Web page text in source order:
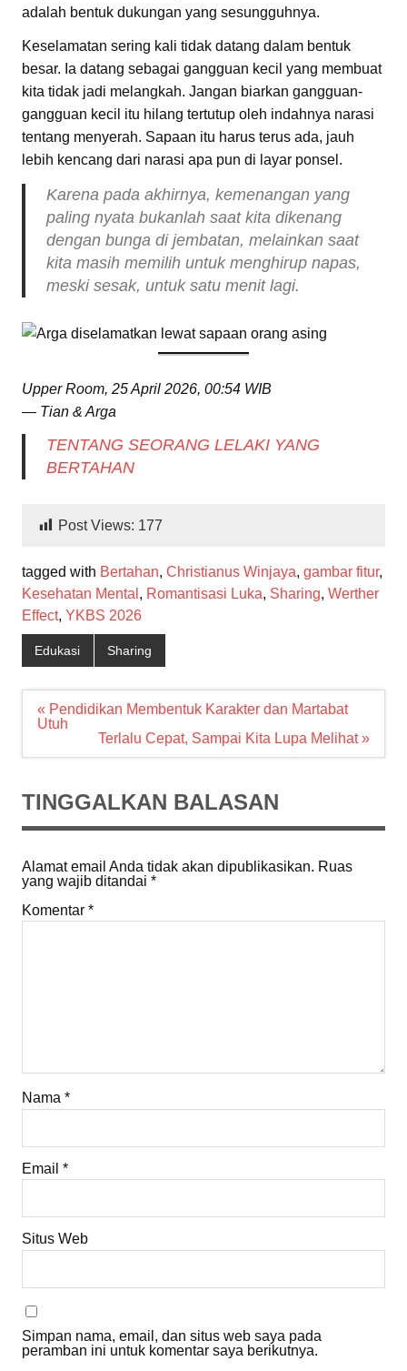
adalah bentuk dukungan yang sesungguhnya.
Keselamatan sering kali tidak datang dalam bentuk
besar. Ia datang sebagai gangguan kecil yang membuat
kita tidak jadi melangkah. Jangan biarkan gangguan-
gangguan kecil itu hilang tertutup oleh indahnya narasi
tentang menyerah. Sapaan itu harus terus ada, jauh
lebih kencang dari narasi apa pun di layar ponsel.
Karena pada akhirnya, kemenangan yang
paling nyata bukanlah saat kita dikenang
dengan bunga di jembatan, melainkan saat
kita masih memilih untuk menghirup napas,
meski sesak, untuk satu menit lagi.
Upper Room, 25 April 2026, 00:54 WIB
— Tian & Arga
TENTANG SEORANG LELAKI YANG
BERTAHAN
Post Views: 177
tagged with Bertahan, Christianus Winjaya, gambar fitur,
Kesehatan Mental , Romantisasi Luka, Sharing, Werther
Effect, YKBS 2026
Edukasi Sharing
Navigasi
pos
« Pendidikan Membentuk Karakter dan Martabat
Utuh
Terlalu Cepat, Sampai Kita Lupa Melihat »
TINGGALKAN BALASAN
Alamat email Anda tidak akan dipublikasikan. Ruas
yang wajib ditandai *
Komentar *
Nama *
Email *
Situs Web
Simpan nama, email, dan situs web saya pada
peramban ini untuk komentar saya berikutnya.